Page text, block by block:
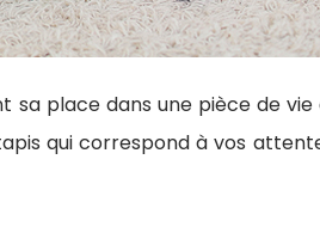
sa place dans une pièce de
qui correspond à vos